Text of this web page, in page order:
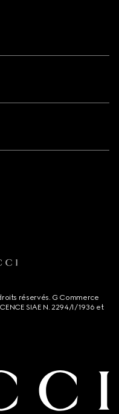
réservés. G Commerce
SIAE N. 2294/I/1936 et